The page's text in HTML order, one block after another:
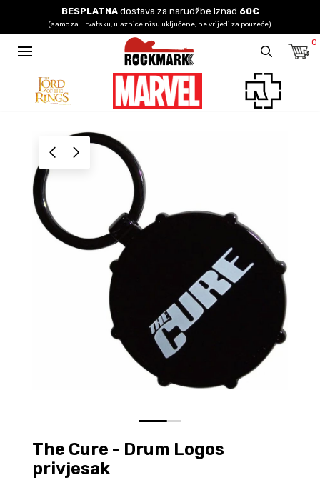
BESPLATNAdostava za narudžbe iznad 60€
(samo za Hrvatsku, ulaznice nisu uključene, ne vrijedi za pouzeće)
0
0 1
The Cure - Drum Logos
privjesak